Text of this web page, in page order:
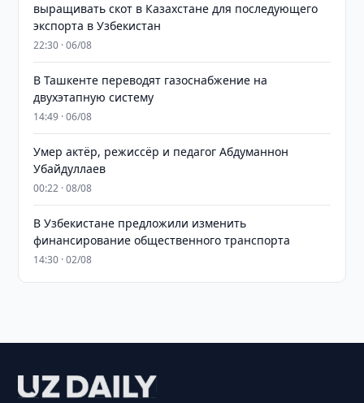
выращивать скот в Казахстане для последующего
экспорта в Узбекистан
22:30 · 06/08
В Ташкенте переводят газоснабжение на
двухэтапную систему
14:49 · 06/08
Умер актёр, режиссёр и педагог Абдуманнон
Убайдуллаев
00:22 · 08/08
В Узбекистане предложили изменить
финансирование общественного транспорта
14:30 · 02/08